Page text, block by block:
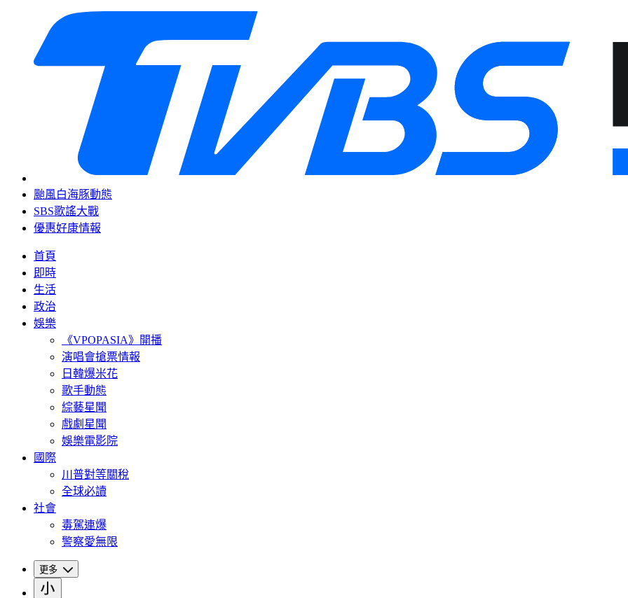
颱風白海豚動態
SBS歌謠大戰
優惠好康情報
首頁
即時
生活
政治
娛樂
《VPOPASIA》開播
演唱會搶票情報
日韓爆米花
歌手動態
綜藝星聞
戲劇星聞
娛樂電影院
國際
川普對等關稅
全球必讀
社會
毒駕連爆
警察愛無限
更多